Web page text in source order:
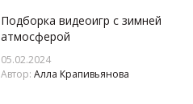
Подборка видеоигр с зимней
атмосферой
05.02.2024
Автор: Алла Крапивьянова